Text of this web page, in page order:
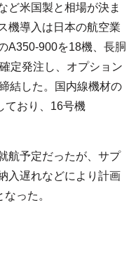
ど米国製と相場が決ま
機導入は日本の航空業
A350-900を18機、長胴
定発注し、オプション
結した。国内線機材の
ており、16号機
航予定だったが、サプ
入遅れなどにより計画
った。